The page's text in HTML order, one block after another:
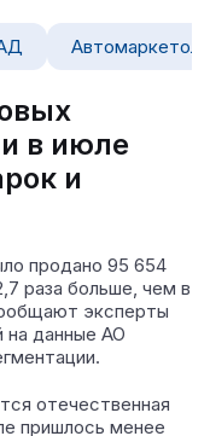
в июле
и
продано 95 654
раза больше, чем в
эксперты
на данные АО
отечественная
пришлось менее